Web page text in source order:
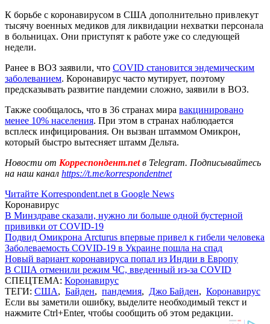
К борьбе с коронавирусом в США дополнительно привлекут
тысячу военных медиков для ликвидации нехватки персонала
в больницах. Они приступят к работе уже со следующей
недели.
Ранее в ВОЗ заявили, что COVID становится эндемическим
заболеванием. Коронавирус часто мутирует, поэтому
предсказывать развитие пандемии сложно, заявили в ВОЗ.
Также сообщалось, что в 36 странах мира вакцинировано
менее 10% населения. При этом в странах наблюдается
всплеск инфицирования. Он вызван штаммом Омикрон,
который быстро вытесняет штамм Дельта.
Новости от Корреспондент.netв Telegram. Подписывайтесь
на наш канал https://t.me/korrespondentnet
Читайте Korrespondent.net в Google News
Коронавирус
В Минздраве сказали, нужно ли больше одной бустерной
прививки от COVID-19
Подвид Омикрона Arcturus впервые привел к гибели человека
Заболеваемость COVID-19 в Украине пошла на спад
Новый вариант коронавируса попал из Индии в Европу
В США отменили режим ЧС, введенный из-за COVID
СПЕЦТЕМА: Коронавирус
ТЕГИ: США, Байден, пандемия, Джо Байден, Коронавирус
Если вы заметили ошибку, выделите необходимый текст и
нажмите Ctrl+Enter, чтобы сообщить об этом редакции.